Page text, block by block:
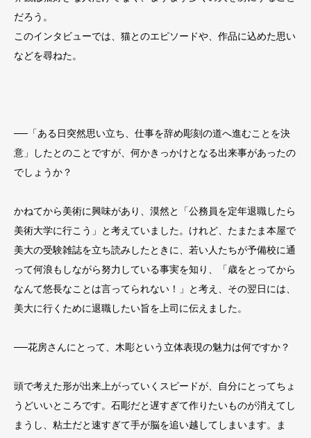
だろう。
このインタビューでは、猫とのエピソードや、作品に込めた思い
などを尋ねた。
──「ある日突然思い立ち、仕事を辞め彫刻の道へ進むことを決
意」したとのことですが、何かきっかけとなる出来事があったの
でしょうか？
かねてから美術に興味があり、漠然と「公務員を定年退職したら
美術大学に行こう」と考えていました。けれど、たまたま本屋で
美大の受験雑誌を立ち読みしたときに、若い人たちが予備校に通
って何浪もしながら努力している事実を知り、「歳をとってから
なんて悠長なことは言ってられない！」と考え、その翌日には、
美大に行くために退職したい旨を上司に伝えました。
──花房さんにとって、木彫という立体表現の魅力は何ですか？
頭で考えた形が出来上がっていくスピードが、自分にとってちょ
うどいいところです。石彫だと遅すぎて作りたいものが消えてし
まうし、粘土だと速すぎて手が脳を追い越してしまいます。ま